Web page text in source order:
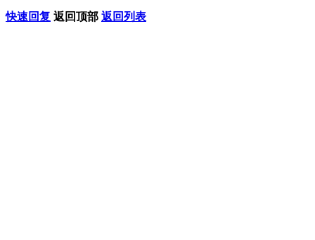
快速回复 返回顶部 返回列表